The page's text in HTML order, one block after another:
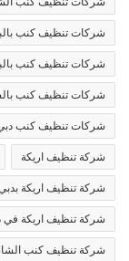
شركات تنظيف كنب
شركات تنظيف كنب
شركات تنظيف كنب
شركات تنظيف كنب
شركة تنظيف اريكة
شركة تنظيف اريكة
شركة تنظيف اريكة في
شركة تنظيف كنب